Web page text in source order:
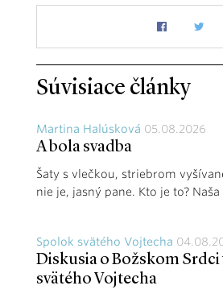
Súvisiace články
Martina Halúsková 05.08.2026
A bola svadba
Šaty s vlečkou, striebrom
nie je, jasný pane. Kto je to? Naša
Spolok svätého Vojtecha
Diskusia o Božskom
svätého Vojtecha